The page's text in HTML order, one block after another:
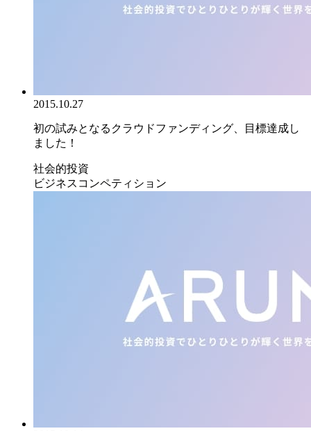
2015.10.27
初の試みとなるクラウドファンディング、目標達成し
ました！
社会的投資
ビジネスコンペティション